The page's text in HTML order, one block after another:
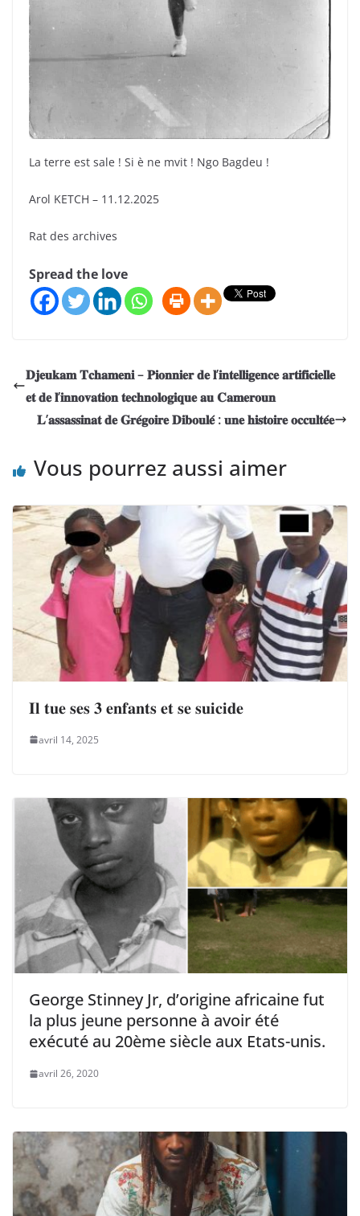
La terre est sale ! Si è ne mvit ! Ngo Bagdeu !
Arol KETCH – 11.12.2025
Rat des archives
Spread the love
𝐃𝐣𝐞𝐮𝐤𝐚𝐦 𝐓𝐜𝐡𝐚𝐦𝐞𝐧𝐢 – 𝐏𝐢𝐨𝐧𝐧𝐢𝐞𝐫 𝐝𝐞 𝐥’𝐢𝐧𝐭𝐞𝐥𝐥𝐢𝐠𝐞𝐧𝐜𝐞 𝐚𝐫𝐭𝐢𝐟𝐢𝐜𝐢𝐞𝐥𝐥𝐞
𝐞𝐭 𝐝𝐞 𝐥’𝐢𝐧𝐧𝐨𝐯𝐚𝐭𝐢𝐨𝐧 𝐭𝐞𝐜𝐡𝐧𝐨𝐥𝐨𝐠𝐢𝐪𝐮𝐞 𝐚𝐮 𝐂𝐚𝐦𝐞𝐫𝐨𝐮𝐧
𝐋’𝐚𝐬𝐬𝐚𝐬𝐬𝐢𝐧𝐚𝐭 𝐝𝐞 𝐆𝐫𝐞́𝐠𝐨𝐢𝐫𝐞 𝐃𝐢𝐛𝐨𝐮𝐥𝐞́ : 𝐮𝐧𝐞 𝐡𝐢𝐬𝐭𝐨𝐢𝐫𝐞 𝐨𝐜𝐜𝐮𝐥𝐭𝐞́𝐞
Vous pourrez aussi aimer
𝐈𝐥 𝐭𝐮𝐞 𝐬𝐞𝐬 𝟑 𝐞𝐧𝐟𝐚𝐧𝐭𝐬 𝐞𝐭 𝐬𝐞 𝐬𝐮𝐢𝐜𝐢𝐝𝐞
avril 14, 2025
George Stinney Jr, d’origine africaine fut
la plus jeune personne à avoir été
exécuté au 20ème siècle aux Etats-unis.
avril 26, 2020